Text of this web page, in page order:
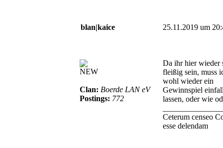
blan|kaice 25.11.2019 um
NEW
Clan: Boerde LAN eV
Postings: 772
Da ihr hier wieder
fleißig sein, muss
wohl wieder ein
Gewinnspiel
lassen, oder wie
Ceterum censeo
esse delendam